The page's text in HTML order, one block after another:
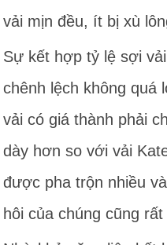
vải mịn đều, ít bị xù
Sự kết hợp tỷ lệ sợi
chênh lệch không quá
vải có giá thành phải
dày hơn so với vải
được pha trộn nhiều
hôi của chúng cũng rất